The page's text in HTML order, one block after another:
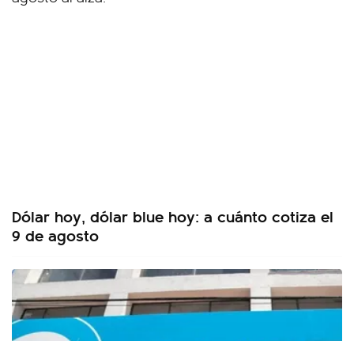
Dólar hoy, dólar blue hoy: a cuánto cotiza el
9 de agosto